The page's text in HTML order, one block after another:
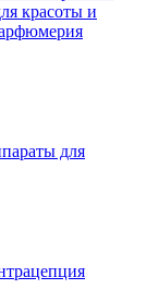
красоты и
для